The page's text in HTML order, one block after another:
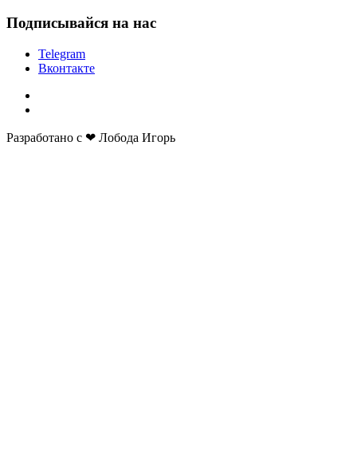
Подписывайся на нас
Telegram
Вконтакте
Разработано с ❤ Лобода Игорь